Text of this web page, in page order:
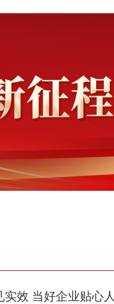
效 当好企业贴心人